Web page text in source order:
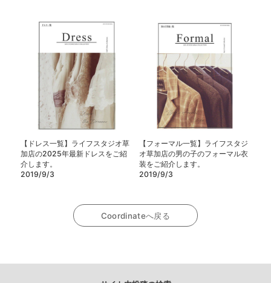
【ドレス一覧】ライフスタジオ草
加店の2025年最新ドレスをご紹
介します。
2019/9/3
【フォーマル一覧】ライフスタジ
オ草加店の男の子のフォーマル衣
装をご紹介します。
2019/9/3
Coordinateへ戻る